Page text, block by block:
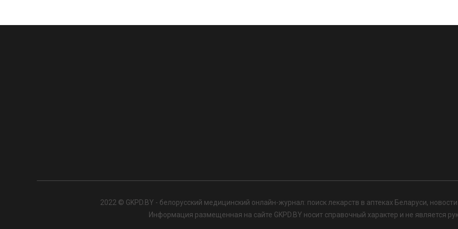
2022 © GKPD.BY - белорусский медицинский онлайн-журнал: поиск лекарств в аптеках Беларуси,
Информация размещенная на сайте GKPD.BY носит справочный характер и не является